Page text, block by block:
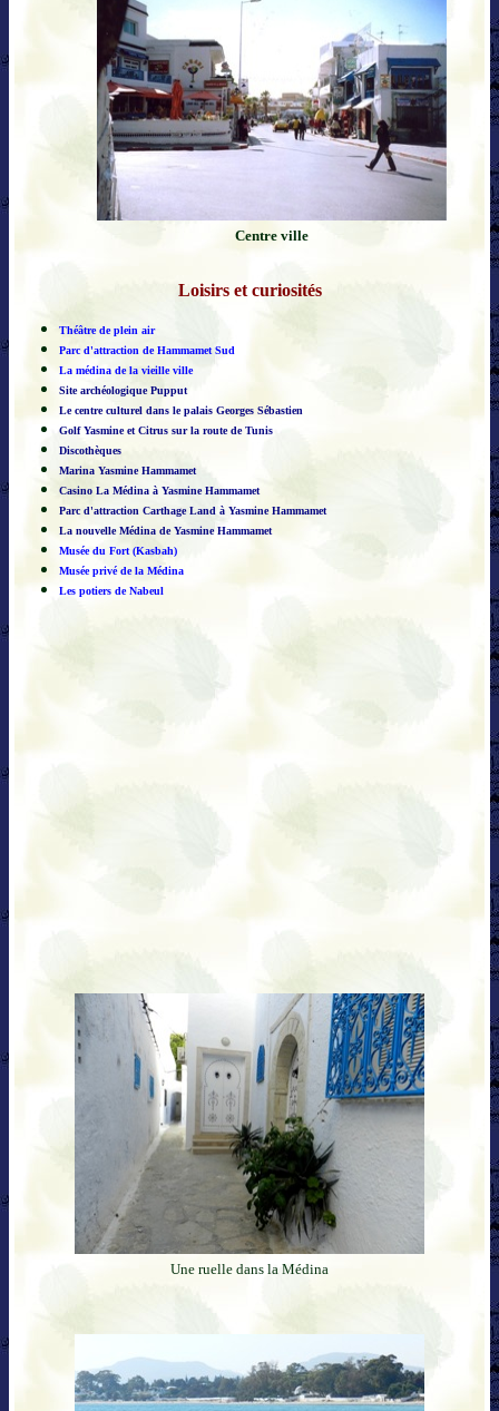
Centre ville
Loisirs et curiosités
Théâtre de plein air
Parc d'attraction de Hammamet Sud
La médina de la vieille ville
Site archéologique Pupput
Le centre culturel dans le palais Georges Sébastien
Golf Yasmine et Citrus sur la route de Tunis
Discothèques
Marina Yasmine Hammamet
Casino La Médina à Yasmine Hammamet
Parc d'attraction Carthage Land à Yasmine Hammamet
La nouvelle Médina de Yasmine Hammamet
Musée du Fort (Kasbah)
Musée privé de la Médina
Les potiers de Nabeul
Une ruelle dans la Médina